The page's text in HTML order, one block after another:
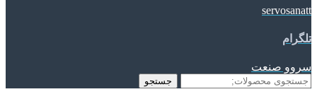
servosanatt
تلگرام
سروو صنعت
جستجو
جستجو